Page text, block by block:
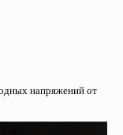
напряжений от